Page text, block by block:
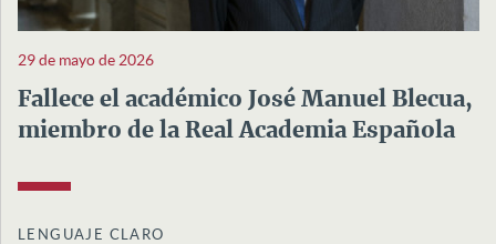
29 de mayo de 2026
Fallece el académico José Manuel Blecua,
miembro de la Real Academia Española
LENGUAJE CLARO